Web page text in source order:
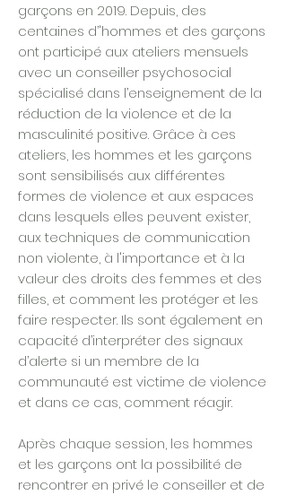
garçons en 2019. Depuis, des
centaines d’'hommes et des garçons
ont participé aux ateliers mensuels
avec un conseiller psychosocial
spécialisé dans l’enseignement de la
réduction de la violence et de la
masculinité positive. Grâce à ces
ateliers, les hommes et les garçons
sont sensibilisés aux différentes
formes de violence et aux espaces
dans lesquels elles peuvent exister,
aux techniques de communication
non violente, à l'importance et à la
valeur des droits des femmes et des
filles, et comment les protéger et les
faire respecter. Ils sont également en
capacité d’interpréter des signaux
d’alerte si un membre de la
communauté est victime de violence
et dans ce cas, comment réagir.
Après chaque session, les hommes
et les garçons ont la possibilité de
rencontrer en privé le conseiller et de